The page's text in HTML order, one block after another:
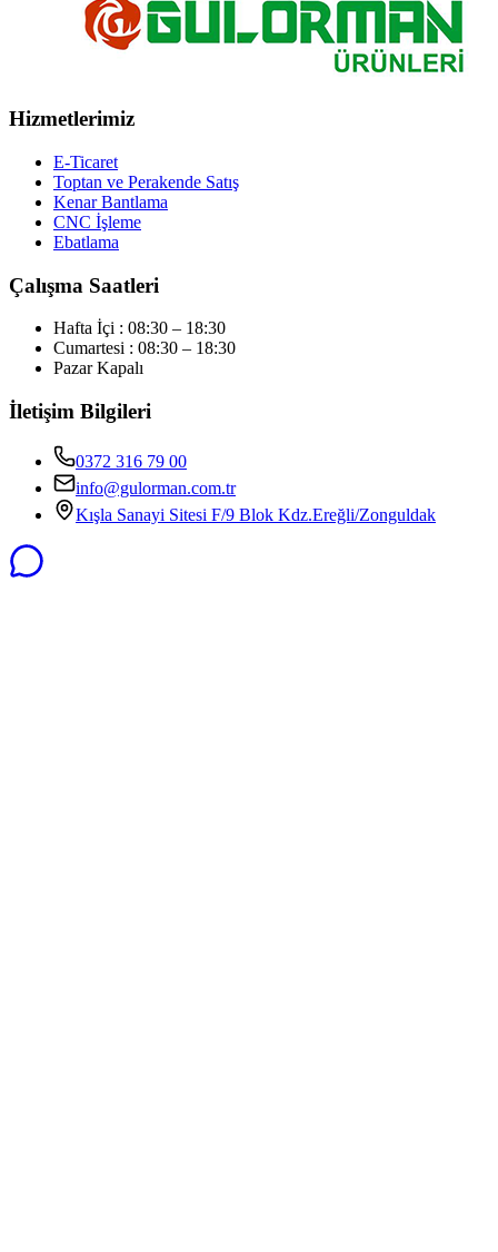
Hizmetlerimiz
E-Ticaret
Toptan ve Perakende Satış
Kenar Bantlama
CNC İşleme
Ebatlama
Çalışma Saatleri
Hafta İçi : 08:30 – 18:30
Cumartesi : 08:30 – 18:30
Pazar Kapalı
İletişim Bilgileri
0372 316 79 00
info@gulorman.com.tr
Kışla Sanayi Sitesi F/9 Blok Kdz.Ereğli/Zonguldak